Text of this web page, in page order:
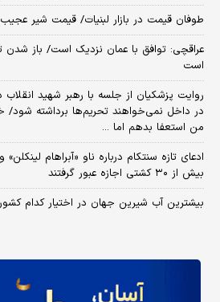
طوفان قیمت در بازار لبنیات/ قیمت شیر
عراقچی: توافق با عمان نزدیک است/ باز شدن
است
روایت پزشکیان از جلسه با رهبر شهید انقلاب
در داخل نمی‌خواهند تحریم‌ها برداشته
من استعفا بدهم اما ...
ادعای تازه سنتکام درباره ناو «آبراهام
بیش از ۳۰ کشتی اجازه عبور گرفتند
بیشترین آب شیرین جهان در اختیار کدام